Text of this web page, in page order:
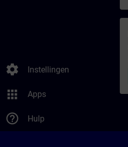
settings Instellingen
apps Apps
help_outline Hulp